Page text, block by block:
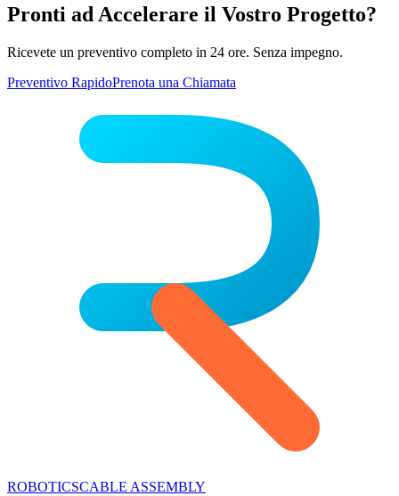
Pronti ad Accelerare il Vostro Progetto?
Ricevete un preventivo completo in 24 ore. Senza impegno.
Preventivo RapidoPrenota una Chiamata
ROBOTICSCABLE ASSEMBLY